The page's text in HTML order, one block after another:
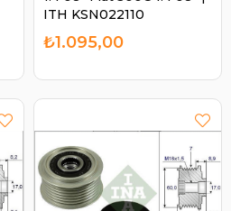
ITH KSN022110
₺1.095,00